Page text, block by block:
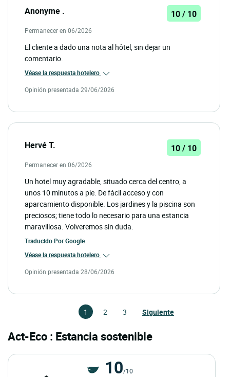
Anonyme . 10 / 10
Permanecer en 06/2026
El cliente a dado una nota al hôtel, sin dejar un
comentario.
Véase la respuesta hotelero
Opinión presentada 29/06/2026
Hervé T. 10 / 10
Permanecer en 06/2026
Un hotel muy agradable, situado cerca del centro, a
unos 10 minutos a pie. De fácil acceso y con
aparcamiento disponible. Los jardines y la piscina son
preciosos; tiene todo lo necesario para una estancia
maravillosa. Volveremos sin duda.
Traducido PorGoogle
Véase la respuesta hotelero
Opinión presentada 28/06/2026
1 2 3 Siguiente
Act-Eco : Estancia sostenible
10/10